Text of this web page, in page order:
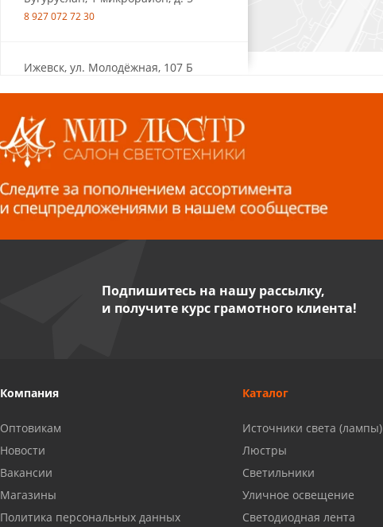
8 927 072 72 30
Ижевск, ул. Молодёжная, 107 Б
Волжский, ул. Мира 47 В
8 927 255 38 33
Пенза, ул. Пролетарская, 61 ТЦ
"Стройбери"
Миасс, ул. Романенко, 95
8 927 009 54 63
Саратов, ул. Танкистов, 37 (БЦ
Подпишитесь на нашу рассылку,
и получите курс грамотного клиента!
Компания
Оптовикам
Новости
Вакансии
Магазины
Политика персональных данных
Каталог
Источники света (лампы)
Люстры
Светильники
Уличное освещение
Светодиодная лента